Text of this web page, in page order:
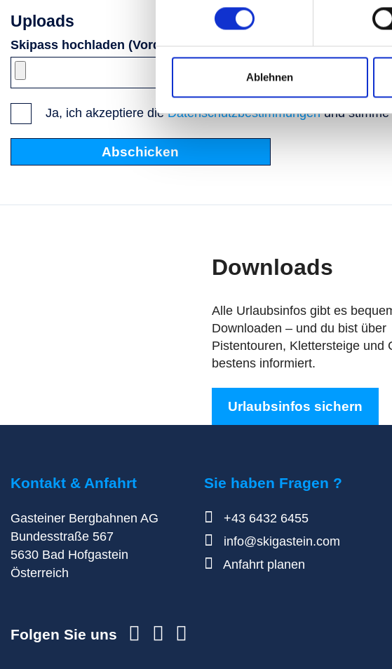
Ablehnen
Uploads
Skipass hochladen (Vorderseite)* Ärztliche
Ja, ich akzeptiere dieDatenschutzbestimmungenund stimme
Downloads
Alle Urlaubsinfos gibt es
Downloaden – und du bist über
Pistentouren, Klettersteige und
bestens informiert.
Urlaubsinfos sichern
Kontakt & Anfahrt
Gasteiner Bergbahnen AG
Bundesstraße 567
5630 Bad Hofgastein
Österreich
Folgen Sie uns
Sie haben Fragen ?
+43 6432 6455
info@skigastein.com
Anfahrt planen